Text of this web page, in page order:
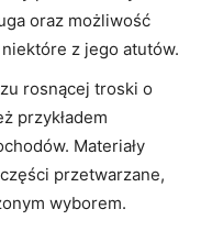
oraz możliwość
z jego atutów.
rosnącej troski o
przykładem
Materiały
przetwarzane,
wyborem.